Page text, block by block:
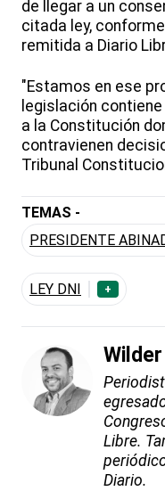
de llegar a un
citada ley,
remitida a Diario
"Estamos en ese
legislación
a la Constitución
contravienen
Tribunal
TEMAS -
PRESIDENTE
LEY DNI +
Libre.
Diario.